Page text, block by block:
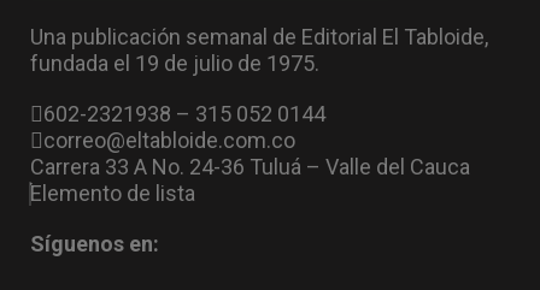
Una publicación semanal de Editorial El Tabloide,
fundada el 19 de julio de 1975.
602-2321938 – 315 052 0144
correo@eltabloide.com.co
Carrera 33 A No. 24-36 Tuluá – Valle del Cauca
Elemento de lista
Síguenos en: